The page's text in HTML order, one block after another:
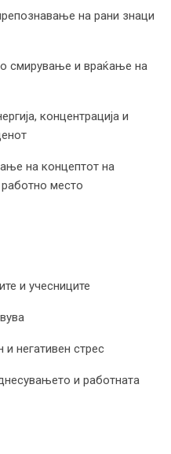
на рани знаци
смирување и враќање на
концентрација и
на концептот на
место
и учесниците
негативен стрес
и работната